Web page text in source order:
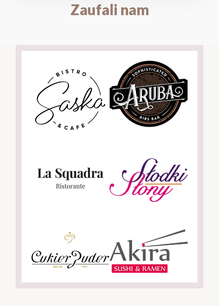
Zaufali nam